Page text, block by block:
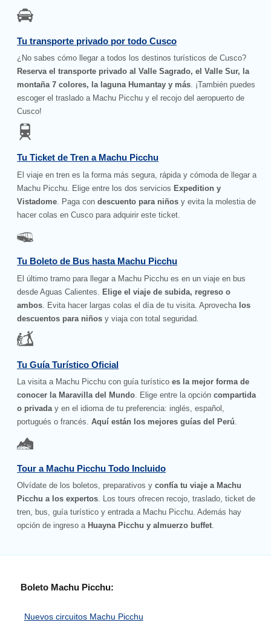
Tu transporte privado por todo Cusco
¿No sabes cómo llegar a todos los destinos turísticos de Cusco?
Reserva el transporte privado al Valle Sagrado, el Valle Sur, la
montaña 7 colores, la laguna Humantay y más. ¡También puedes
escoger el traslado a Machu Picchu y el recojo del aeropuerto de
Cusco!
Tu Ticket de Tren a Machu Picchu
El viaje en tren es la forma más segura, rápida y cómoda de llegar a
Machu Picchu. Elige entre los dos servicios Expedition y
Vistadome . Paga condescuento para niños y evita la molestia de
hacer colas en Cusco para adquirir este ticket.
Tu Boleto de Bus hasta Machu Picchu
El último tramo para llegar a Machu Picchu es en un viaje en bus
desde Aguas Calientes. Elige el viaje de subida, regreso o
ambos . Evita hacer largas colas el día de tu visita. Aprovecha los
descuentos para niños y viaja con total seguridad.
Tu Guía Turístico Oficial
La visita a Machu Picchu con guía turístico es la mejor forma de
conocer la Maravilla del Mundo. Elige entre la opcióncompartida
o privaday en el idioma de tu preferencia: inglés, español,
portugués o francés.Aquí están los mejores guías del Perú.
Tour a Machu Picchu Todo Incluido
Olvídate de los boletos, preparativos yconfía tu viaje a Machu
Picchu a los expertos. Los tours ofrecen recojo, traslado, ticket de
tren, bus, guía turístico y entrada a Machu Picchu. Además hay
opción de ingreso a Huayna Picchu y almuerzo buffet.
Boleto Machu Picchu:
Nuevos circuitos Machu Picchu